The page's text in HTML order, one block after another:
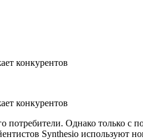
потребители. Однако только
Synthesio используют